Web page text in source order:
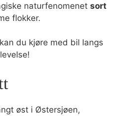
naturfenomenet sort
flokker.
du kjøre med bil langs
øst i Østersjøen,